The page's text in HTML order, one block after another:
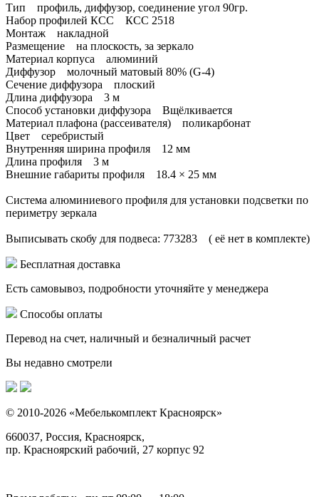
Тип профиль, диффузор, соединение угол 90гр.
Набор профилей КСС КСС 2518
Монтаж накладной
Размещение на плоскость, за зеркало
Материал корпуса алюминий
Диффузор молочный матовый 80% (G-4)
Сечение диффузора плоский
Длина диффузора 3 м
Способ установки диффузора Вщёлкивается
Материал плафона (рассеивателя) поликарбонат
Цвет серебристый
Внутренняя ширина профиля 12 мм
Длина профиля 3 м
Внешние габариты профиля 18.4 × 25 мм
Система алюминиевого профиля для установки подсветки по
периметру зеркала
Выписывать скобу для подвеса: 773283 ( её нет в комплекте)
Бесплатная доставка
Есть самовывоз, подробности уточняйте у менеджера
Способы оплаты
Перевод на счет, наличный и безналичный расчет
Вы недавно смотрели
© 2010-2026 «Мебелькомплект Красноярск»
660037, Россия, Красноярск,
пр. Красноярский рабочий, 27 корпус 92